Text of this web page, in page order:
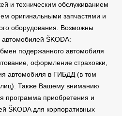
и техническим обслуживанием
оригинальными запчастями и
оборудования. Возможны
ŠKODA:
подержанного автомобиля
оформление страховки,
автомобиля в ГИБДД (в том
Также Вашему вниманию
программа приобретения и
ŠKODA для корпоративных